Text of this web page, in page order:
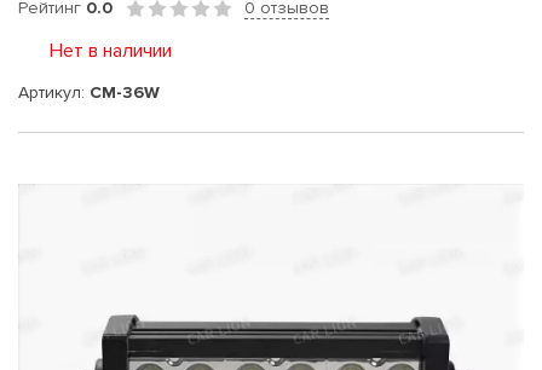
Рейтинг 0.0 0 отзывов
Нет в наличии
Артикул: CM-36W